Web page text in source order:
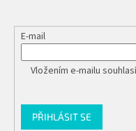
E-mail
Vložením e-mailu
PŘIHLÁSIT SE